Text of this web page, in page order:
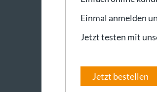
Einmal anmelden
Jetzt testen mit
Jetzt bestellen